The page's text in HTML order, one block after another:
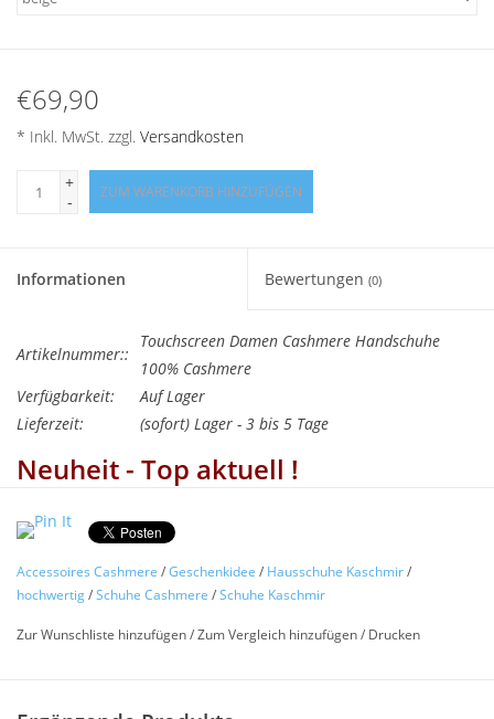
Blog-Aktuelles
Marken
€69,90
* Inkl. MwSt. zzgl. Versandkosten
+
-
ZUM WARENKORB HINZUFÜGEN
Informationen Bewertungen (0)
Artikelnummer::
Touchscreen Damen Cashmere Handschuhe
100% Cashmere
Verfügbarkeit:
Auf Lager
Lieferzeit:
(sofort) Lager - 3 bis 5 Tage
Neuheit - Top aktuell !
Damen Touchscreen Handschuhe
Kaschmir
Diese Handschuhe funktionieren auch mit
Accessoires Cashmere /Geschenkidee / Hausschuhe Kaschmir/
hochwertig/Schuhe Cashmere /Schuhe Kaschmir
Zur Wunschliste hinzufügen/Zum Vergleich hinzufügen/ Drucken